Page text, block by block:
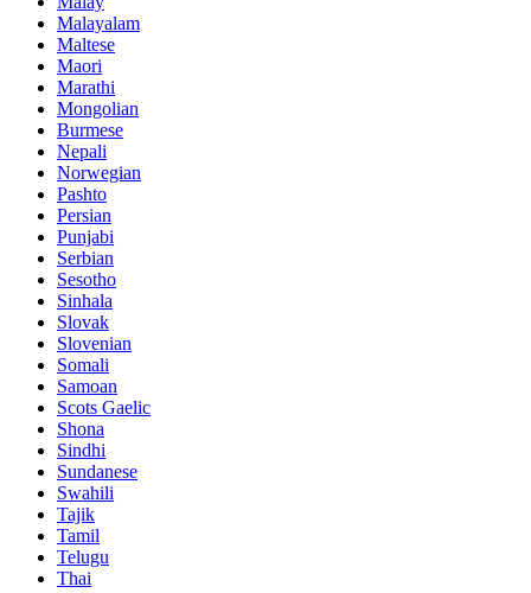
Malayalam
Maltese
Maori
Marathi
Mongolian
Burmese
Nepali
Norwegian
Pashto
Persian
Punjabi
Serbian
Sesotho
Sinhala
Slovak
Slovenian
Somali
Samoan
Scots Gaelic
Shona
Sindhi
Sundanese
Swahili
Tajik
Tamil
Telugu
Thai